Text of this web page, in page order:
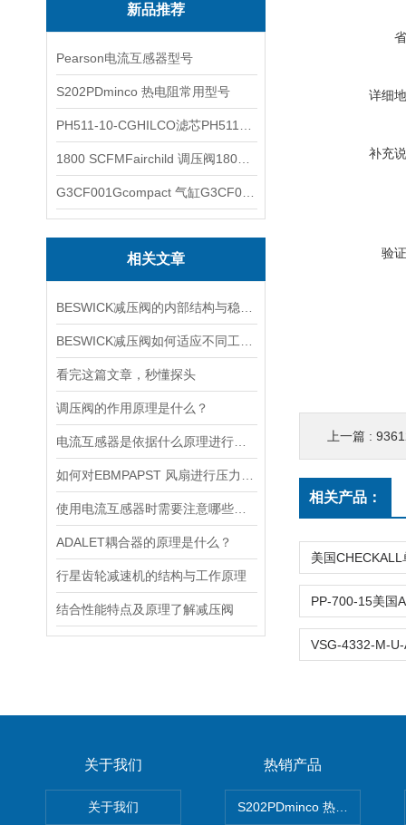
新品推荐
Pearson电流互感器型号
S202PDminco 热电阻常用型号
相关文章
看完这篇文章，秒懂探头
调压阀的作用原理是什么？
ADALET耦合器的原理是什么？
行星齿轮减速机的结构与工作原理
结合性能特点及原理了解减压阀
详细
补充
验
上一篇 :
相关产品：
关于我们
关于我们
热销产品
S202PDminco 热电阻